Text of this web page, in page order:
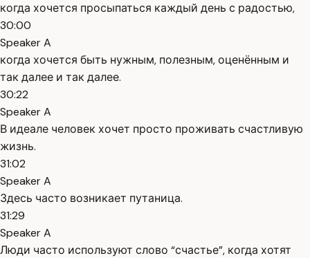
когда хочется просыпаться каждый день с радостью,
30:00
Speaker A
когда хочется быть нужным, полезным, оценённым и
так далее и так далее.
30:22
Speaker A
В идеале человек хочет просто проживать счастливую
жизнь.
31:02
Speaker A
Здесь часто возникает путаница.
31:29
Speaker A
Люди часто используют слово “счастье”, когда хотят